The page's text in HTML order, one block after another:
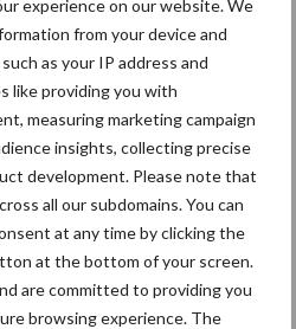
experience on our website. We
from your device and
as your IP address and
like providing you with
measuring marketing campaign
insights, collecting precise
development. Please note that
all our subdomains. You can
at any time by clicking the
at the bottom of your screen.
are committed to providing you
browsing experience. The
drinken zonder dat er een ander
voordeel aan deze
de drinkbak niet kunnen
moeten ze wel erg goed mikken,
Wageningen Livestock Research
in Nederland.